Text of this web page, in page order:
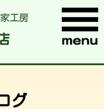
工房
グ